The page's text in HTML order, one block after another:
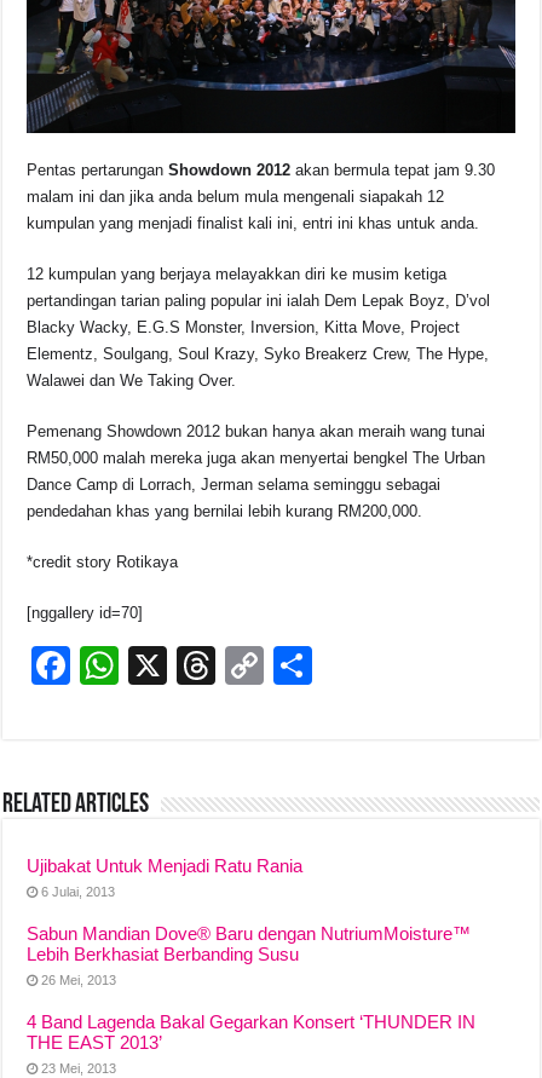
k
Pentas pertarunganShowdown 2012 akan bermula tepat jam 9.30
malam ini dan jika anda belum mula mengenali siapakah 12
kumpulan yang menjadi finalist kali ini, entri ini khas untuk anda.
12 kumpulan yang berjaya melayakkan diri ke musim ketiga
pertandingan tarian paling popular ini ialah Dem Lepak Boyz, D’vol
Blacky Wacky, E.G.S Monster, Inversion, Kitta Move, Project
Elementz, Soulgang, Soul Krazy, Syko Breakerz Crew, The Hype,
Walawei dan We Taking Over.
Pemenang Showdown 2012 bukan hanya akan meraih wang tunai
RM50,000 malah mereka juga akan menyertai bengkel The Urban
Dance Camp di Lorrach, Jerman selama seminggu sebagai
pendedahan khas yang bernilai lebih kurang RM200,000.
*credit story Rotikaya
[nggallery id=70]
F
e
b
o
o
k
W
s
A
p
X
T
d
s
C
Li
n
Related Articles
Ujibakat Untuk Menjadi Ratu Rania
6 Julai, 2013
Sabun Mandian Dove® Baru dengan NutriumMoisture™
Lebih Berkhasiat Berbanding Susu
26 Mei, 2013
4 Band Lagenda Bakal Gegarkan Konsert ‘THUNDER IN
THE EAST 2013’
23 Mei, 2013